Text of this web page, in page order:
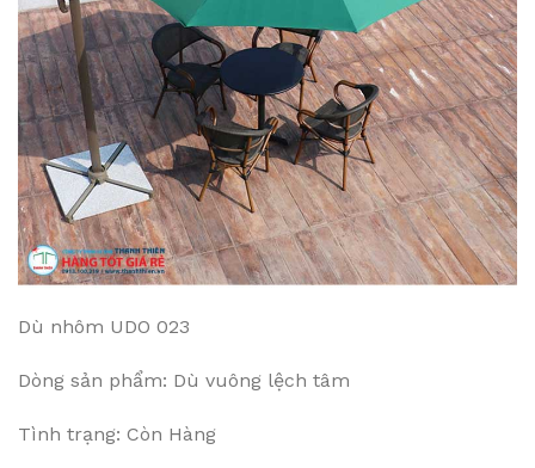
Dù nhôm UDO 023
Dòng sản phẩm: Dù vuông lệch tâm
Tình trạng: Còn Hàng